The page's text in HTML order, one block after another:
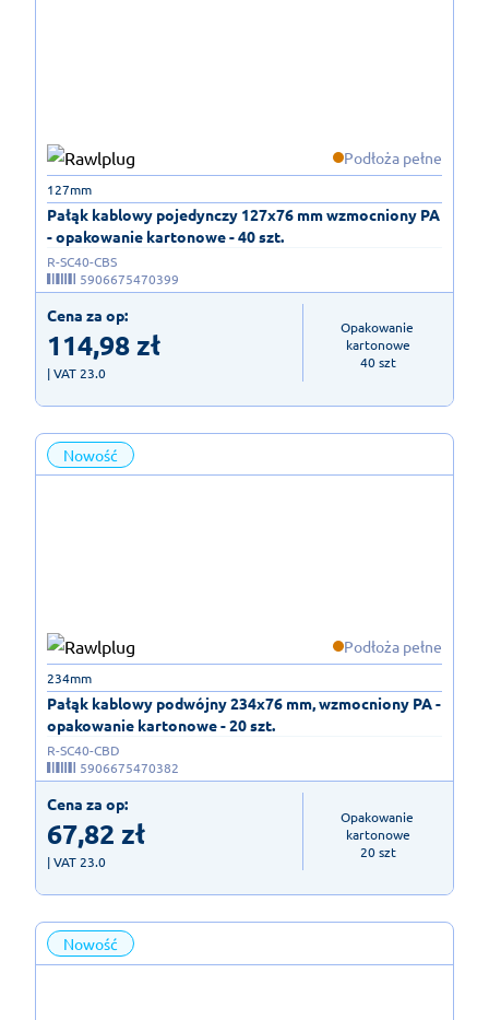
Podłoża pełne
Pałąk kablowy pojedynczy 127x76 mm wzmocniony PA
- opakowanie kartonowe - 40 szt.
127mm
R-SC40-CBS
5906675470399
Cena za op:
114,98zł
| VAT 23.0
Opakowanie
kartonowe
40 szt
Nowość
Podłoża pełne
Pałąk kablowy podwójny 234x76 mm, wzmocniony PA -
opakowanie kartonowe - 20 szt.
234mm
R-SC40-CBD
5906675470382
Cena za op:
67,82 zł
| VAT 23.0
Opakowanie
kartonowe
20 szt
Nowość